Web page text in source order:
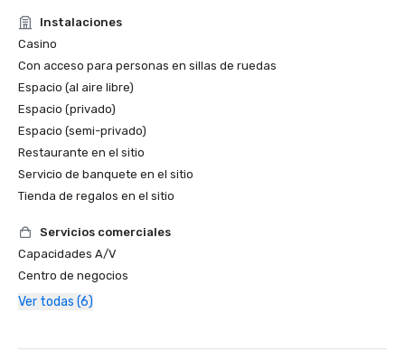
Instalaciones
Casino
Con acceso para personas en sillas de ruedas
Espacio (al aire libre)
Espacio (privado)
Espacio (semi-privado)
Restaurante en el sitio
Servicio de banquete en el sitio
Tienda de regalos en el sitio
Servicios comerciales
Capacidades A/V
Centro de negocios
Ver todas (6)